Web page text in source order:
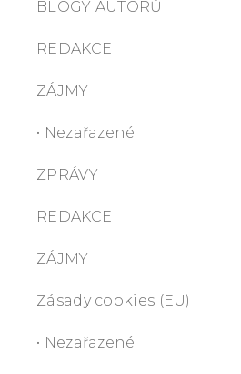
BLOGY AUTORŮ
REDAKCE
ZÁJMY
• Nezařazené
ZPRÁVY
REDAKCE
ZÁJMY
Zásady cookies (EU)
• Nezařazené